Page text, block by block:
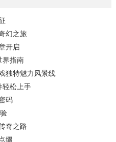
短的时间内，准确判断球的速度、方向
的击球动作，这不仅要求击球手具备出
需要大量的训练来培养对球...
幻之旅
开启
界指南
独特魅力风景线
轻松上手
码
奇之路
缀